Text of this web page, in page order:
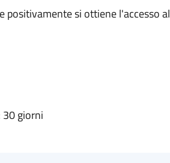
si ottiene l'accesso al
giorni